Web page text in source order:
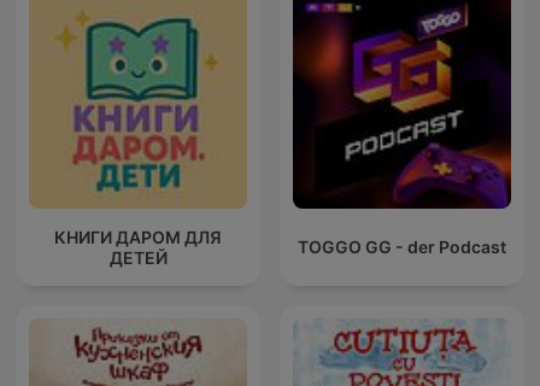
КНИГИ ДАРОМ ДЛЯ
ДЕТЕЙ
TOGGO GG - der Podcast